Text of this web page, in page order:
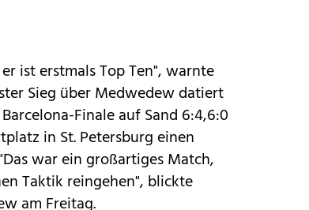
ist erstmals Top Ten", warnte
Sieg über Medwedew datiert
Finale auf Sand 6:4,6:0
in St. Petersburg einen
war ein großartiges Match,
Taktik reingehen", blickte
am Freitag.